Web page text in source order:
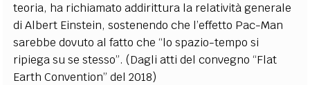
teoria, ha richiamato addirittura la relatività generale
di Albert Einstein, sostenendo che l’effetto Pac-Man
sarebbe dovuto al fatto che “lo spazio-tempo si
ripiega su se stesso”. (Dagli atti del convegno “Flat
Earth Convention” del 2018)